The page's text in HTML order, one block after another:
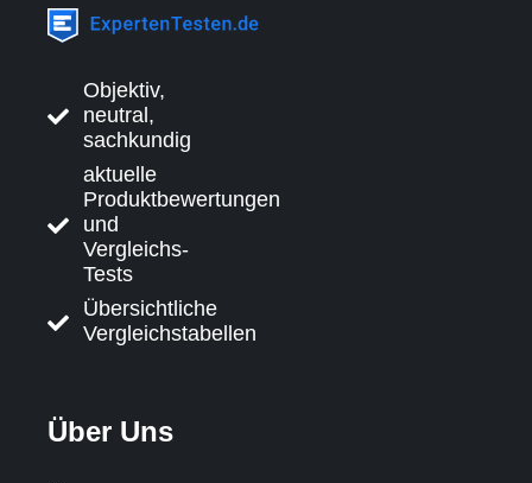
Objektiv,
neutral,
sachkundig
aktuelle
Produktbewertungen
und
Vergleichs-
Tests
Übersichtliche
Vergleichstabellen
Über Uns